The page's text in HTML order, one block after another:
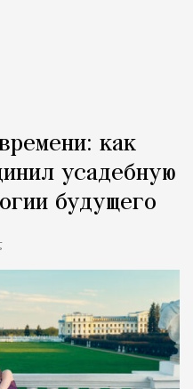
как
усадебную
будущего